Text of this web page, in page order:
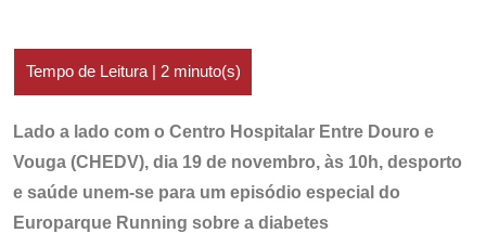
Lado a lado com o Centro Hospitalar Entre Douro e
Vouga (CHEDV), dia 19 de novembro, às 10h, desporto
e saúde unem-se para um episódio especial do
Europarque Running sobre a diabetes